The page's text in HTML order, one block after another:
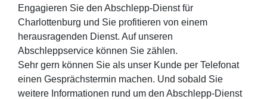
Engagieren Sie den Abschlepp-Dienst für
Charlottenburg und Sie profitieren von einem
herausragenden Dienst. Auf unseren
Abschleppservice können Sie zählen.
Sehr gern können Sie als unser Kunde per Telefonat
einen Gesprächstermin machen. Und sobald Sie
weitere Informationen rund um den Abschlepp-Dienst